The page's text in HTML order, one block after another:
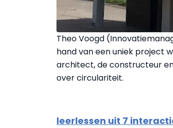
Theo Voogd
hand van een uniek project
architect, de constructeur
over circulariteit.
leerlessen uit 7